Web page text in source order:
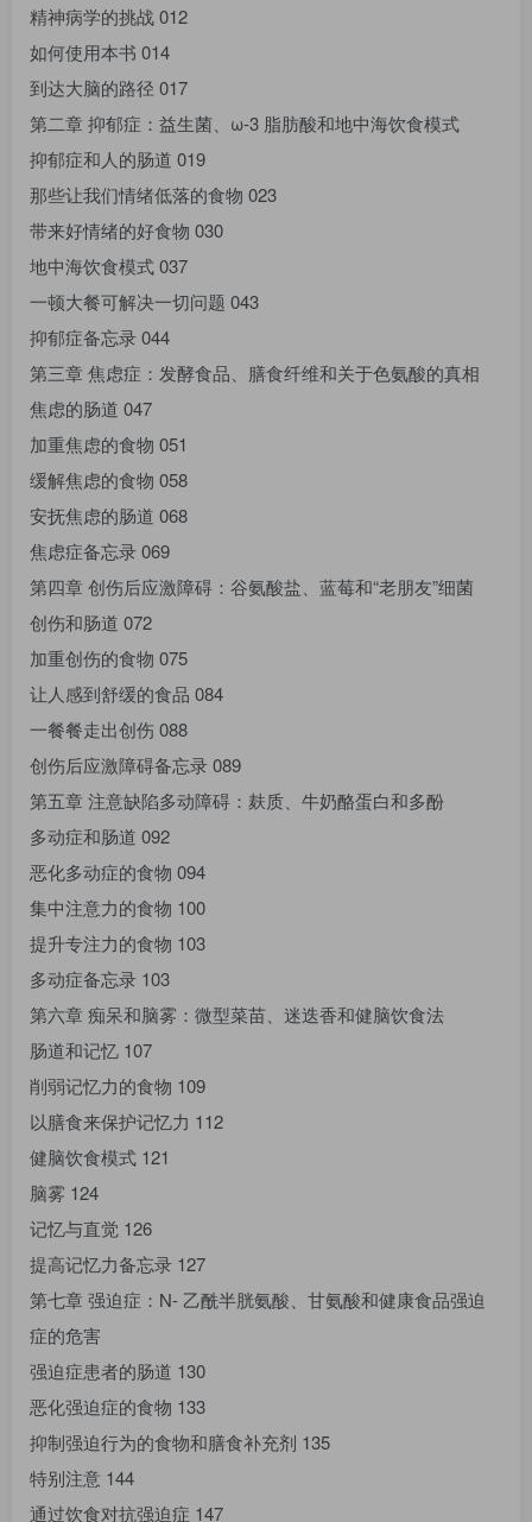
精神病学的挑战 012
如何使用本书 014
到达大脑的路径 017
第二章 抑郁症：益生菌、ω-3 脂肪酸和地中海饮食模式
抑郁症和人的肠道 019
那些让我们情绪低落的食物 023
带来好情绪的好食物 030
地中海饮食模式 037
一顿大餐可解决一切问题 043
抑郁症备忘录 044
第三章 焦虑症：发酵食品、膳食纤维和关于色氨酸的真相
焦虑的肠道 047
加重焦虑的食物 051
缓解焦虑的食物 058
安抚焦虑的肠道 068
焦虑症备忘录 069
第四章 创伤后应激障碍：谷氨酸盐、蓝莓和“老朋友”细菌
创伤和肠道 072
加重创伤的食物 075
让人感到舒缓的食品 084
一餐餐走出创伤 088
创伤后应激障碍备忘录 089
第五章 注意缺陷多动障碍：麸质、牛奶酪蛋白和多酚
多动症和肠道 092
恶化多动症的食物 094
集中注意力的食物 100
提升专注力的食物 103
多动症备忘录 103
第六章 痴呆和脑雾：微型菜苗、迷迭香和健脑饮食法
肠道和记忆 107
削弱记忆力的食物 109
以膳食来保护记忆力 112
健脑饮食模式 121
脑雾 124
记忆与直觉 126
提高记忆力备忘录 127
第七章 强迫症：N- 乙酰半胱氨酸、甘氨酸和健康食品强迫
症的危害
强迫症患者的肠道 130
恶化强迫症的食物 133
抑制强迫行为的食物和膳食补充剂 135
特别注意 144
通过饮食对抗强迫症 147